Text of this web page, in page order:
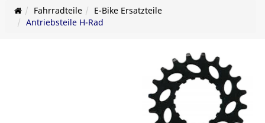
Fahrradteile
E-Bike Ersatzteile
Antriebsteile H-Rad